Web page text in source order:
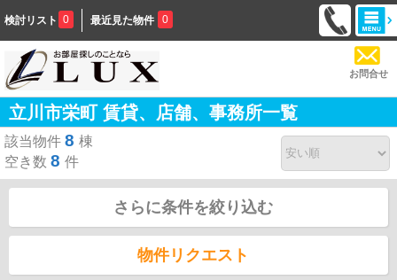
検討リスト 0 最近見た物件 0
お問合せ
立川市栄町 賃貸、店舗、事務所一覧
該当物件 8 棟
空き数 8 件
さらに条件を絞り込む
物件リクエスト